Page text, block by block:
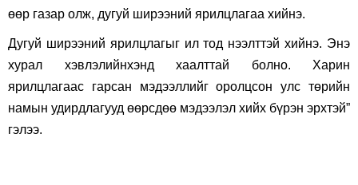
өөр газар олж, дугуй ширээний ярилцлагаа хийнэ.
Дугуй ширээний ярилцлагыг ил тод нээлттэй хийнэ. Энэ
хурал хэвлэлийнхэнд хаалттай болно. Харин
ярилцлагаас гарсан мэдээллийг оролцсон улс төрийн
намын удирдлагууд өөрсдөө мэдээлэл хийх бүрэн эрхтэй”
гэлээ.